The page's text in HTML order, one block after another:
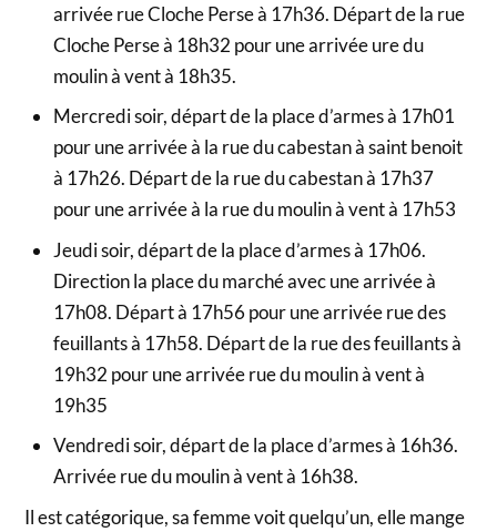
arrivée rue Cloche Perse à 17h36. Départ de la rue
Cloche Perse à 18h32 pour une arrivée ure du
moulin à vent à 18h35.
Mercredi soir, départ de la place d’armes à 17h01
pour une arrivée à la rue du cabestan à saint benoit
à 17h26. Départ de la rue du cabestan à 17h37
pour une arrivée à la rue du moulin à vent à 17h53
Jeudi soir, départ de la place d’armes à 17h06.
Direction la place du marché avec une arrivée à
17h08. Départ à 17h56 pour une arrivée rue des
feuillants à 17h58. Départ de la rue des feuillants à
19h32 pour une arrivée rue du moulin à vent à
19h35
Vendredi soir, départ de la place d’armes à 16h36.
Arrivée rue du moulin à vent à 16h38.
Il est catégorique, sa femme voit quelqu’un, elle mange